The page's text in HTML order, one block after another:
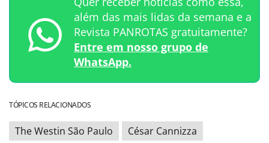
além das mais lidas da semana e a
Revista PANROTAS gratuitamente?
Entre em nosso grupo de
WhatsApp.
TÓPICOS RELACIONADOS
The Westin São Paulo
César Cannizza